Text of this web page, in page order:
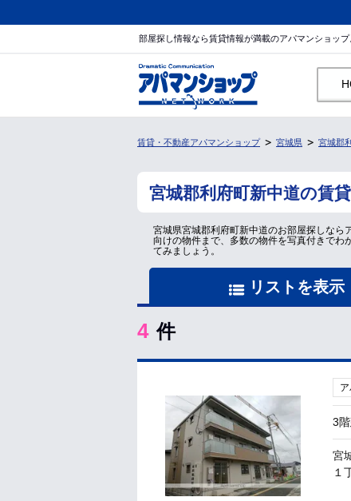
部屋探し情報なら賃貸情報が満載のアパマンショッ
賃貸・不動産アパマンショップ 宮城県 宮城郡
宮城郡利府町新中道の賃
宮城県宮城郡利府町新中道のお部屋探しなら
向けの物件まで、多数の物件を写真付きでわ
てみましょう。
リストを表示
4 件
3
宮
１